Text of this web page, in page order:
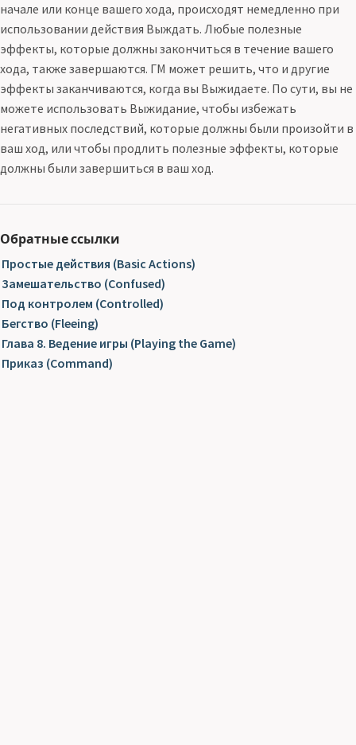
начале или конце вашего хода, происходят немедленно при
использовании действия Выждать. Любые полезные
эффекты, которые должны закончиться в течение вашего
хода, также завершаются. ГМ может решить, что и другие
эффекты заканчиваются, когда вы Выжидаете. По сути, вы не
можете использовать Выжидание, чтобы избежать
негативных последствий, которые должны были произойти в
ваш ход, или чтобы продлить полезные эффекты, которые
должны были завершиться в ваш ход.
Обратные ссылки
Простые действия (Basic Actions)
Замешательство (Confused)
Под контролем (Controlled)
Бегство (Fleeing)
Глава 8. Ведение игры (Playing the Game)
Приказ (Command)